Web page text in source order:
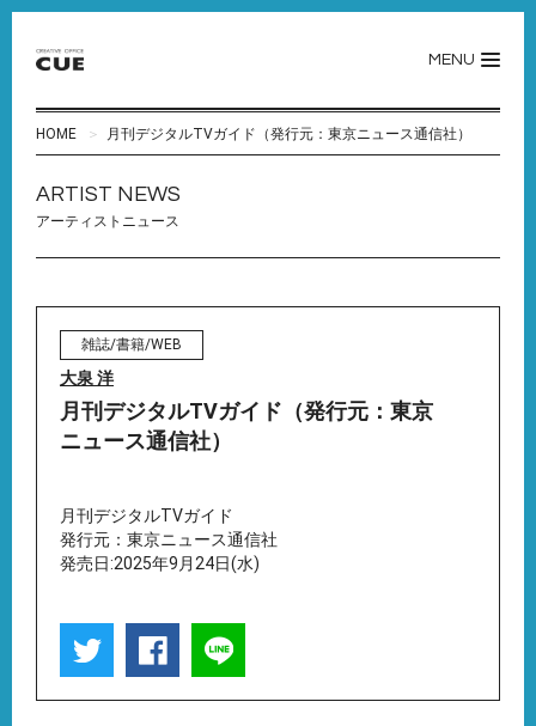
MENU
HOME 月刊デジタルTVガイド（発行元：東京ニュース通信社）
ARTIST NEWS
アーティストニュース
雑誌/書籍/WEB
大泉 洋
月刊デジタルTVガイド（発行元：東京
ニュース通信社）
月刊デジタルTVガイド
発行元：東京ニュース通信社
発売日:2025年9月24日(水)